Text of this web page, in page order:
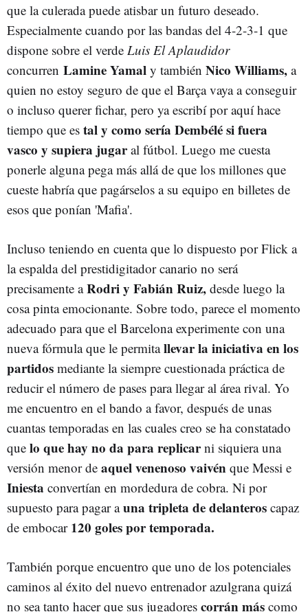
que la culerada puede atisbar un futuro deseado.
Especialmente cuando por las bandas del 4-2-3-1 que
dispone sobre el verde Luis El Aplaudidor
concurren Lamine Yamal y también Nico Williams, a
quien no estoy seguro de que el Barça vaya a conseguir
o incluso querer fichar, pero ya escribí por aquí hace
tiempo que es tal y como sería Dembélé si fuera
vasco y supiera jugaral fútbol. Luego me cuesta
ponerle alguna pega más allá de que los millones que
cueste habría que pagárselos a su equipo en billetes de
esos que ponían 'Mafia'.
Incluso teniendo en cuenta que lo dispuesto por Flick a
la espalda del prestidigitador canario no será
precisamente aRodri y Fabián Ruiz, desde luego la
cosa pinta emocionante. Sobre todo, parece el momento
adecuado para que el Barcelona experimente con una
nueva fórmula que le permitallevar la iniciativa en los
partidos mediante la siempre cuestionada práctica de
reducir el número de pases para llegar al área rival. Yo
me encuentro en el bando a favor, después de unas
cuantas temporadas en las cuales creo se ha constatado
que lo que hay no da para replicarni siquiera una
versión menor de aquel venenoso vaivén que Messi e
Iniesta convertían en mordedura de cobra. Ni por
supuesto para pagar auna tripleta de delanteros capaz
de embocar 120 goles por temporada.
También porque encuentro que uno de los potenciales
caminos al éxito del nuevo entrenador azulgrana quizá
no sea tanto hacer que sus jugadores corrán más como